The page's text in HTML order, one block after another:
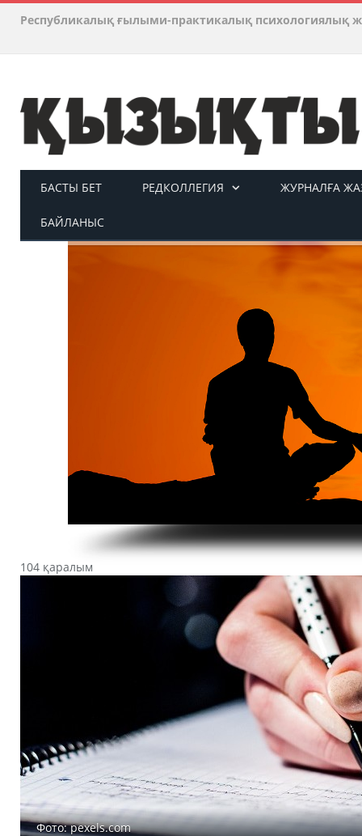
Республикалық ғылыми-практикалық психологиялық
БАСТЫ БЕТ РЕДКОЛЛЕГИЯ ЖУРНАЛҒА
БАЙЛАНЫС
104 қаралым
Фото: pexels.com